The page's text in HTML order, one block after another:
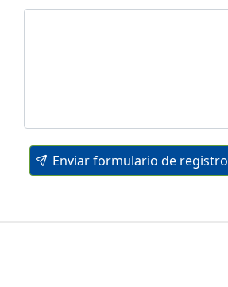
Enviar formulario de registro